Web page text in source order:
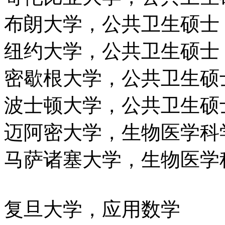
布朗大学，公共卫生硕
纽约大学，公共卫生硕
密歇根大学，公共卫生硕
波士顿大学，公共卫生
迈阿密大学，生物医学
马萨诸塞大学，生物医
复旦大学，应用数学